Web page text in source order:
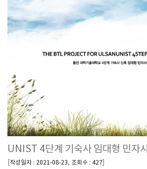
UNIST 4단계 기숙사 임대형 민자
[작성일자 : 2021-08-23, 조회수 : 427]